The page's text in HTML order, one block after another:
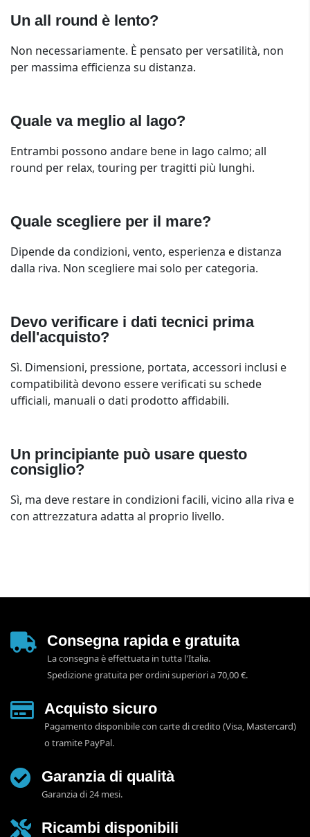
Un all round è lento?
Non necessariamente. È pensato per versatilità, non
per massima efficienza su distanza.
Quale va meglio al lago?
Entrambi possono andare bene in lago calmo; all
round per relax, touring per tragitti più lunghi.
Quale scegliere per il mare?
Dipende da condizioni, vento, esperienza e distanza
dalla riva. Non scegliere mai solo per categoria.
Devo verificare i dati tecnici prima
dell'acquisto?
Sì. Dimensioni, pressione, portata, accessori inclusi e
compatibilità devono essere verificati su schede
ufficiali, manuali o dati prodotto affidabili.
Un principiante può usare questo
consiglio?
Sì, ma deve restare in condizioni facili, vicino alla riva e
con attrezzatura adatta al proprio livello.
Consegna rapida e gratuita
La consegna è effettuata in tutta l'Italia.
Spedizione gratuita per ordini superiori a 70,00 €.
Acquisto sicuro
Pagamento disponibile con carte di credito (Visa, Mastercard)
o tramite PayPal.
Garanzia di qualità
Garanzia di 24 mesi.
Ricambi disponibili